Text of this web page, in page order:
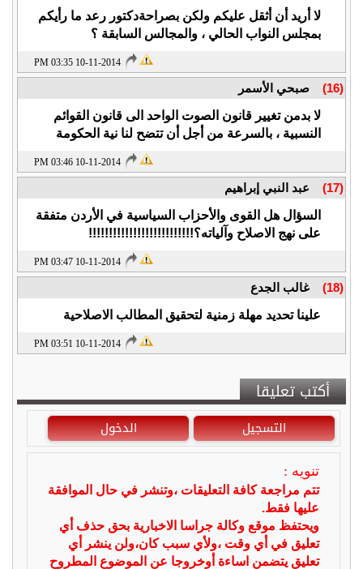
لا أريد أن أثقل عليكم ولكن بصراحةدكتور رعد ما رأيكم
بمجلس النواب الحالي ، والمجالس السابقة ؟
10-11-2014 03:35 PM
(16)
صبحي الأسمر
لا بدمن تغيير قانون الصوت الواحد الى قانون القوائم
النسبية ، بالسرعة من أجل أن تتضح لنا نية الحكومة
10-11-2014 03:46 PM
(17)
عبد النبي إبراهيم
السؤال هل القوى والأحزاب السياسية في الأردن متفقة
على نهج الاصلاح وآلياته؟!!!!!!!!!!!!!!!!!!!!!!!!!!
10-11-2014 03:47 PM
(18)
غالب الجدع
علينا تحديد مهلة زمنية لتحقيق المطالب الاصلاحية
10-11-2014 03:51 PM
أكتب تعليقا
التسجيل الدخول
تنويه :
تتم مراجعة كافة التعليقات ،وتنشر في حال الموافقة
عليها فقط.
ويحتفظ موقع وكالة جراسا الاخبارية بحق حذف أي
تعليق في أي وقت ،ولأي سبب كان،ولن ينشر أي
تعليق يتضمن اساءة أوخروجا عن الموضوع المطروح